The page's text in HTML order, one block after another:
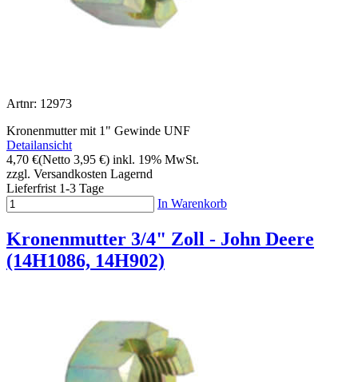
Artnr: 12973
Kronenmutter mit 1" Gewinde UNF
Detailansicht
4,70 €(Netto 3,95 €) inkl. 19% MwSt.
zzgl. Versandkosten Lagernd
Lieferfrist 1-3 Tage
In Warenkorb
Kronenmutter 3/4" Zoll - John Deere
(14H1086, 14H902)